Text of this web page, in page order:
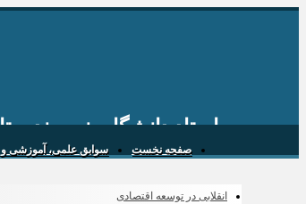
استاد دانشگاه، نویسنده،
صفحه نخست سوابق علمی، آموزشی و
انقلابی در توسعه اقتصادی